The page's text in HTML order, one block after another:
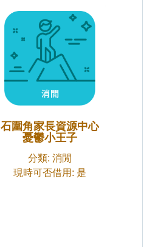
石圍角家長資源中心
憂鬱小王子
分類: 消閒
現時可否借用: 是